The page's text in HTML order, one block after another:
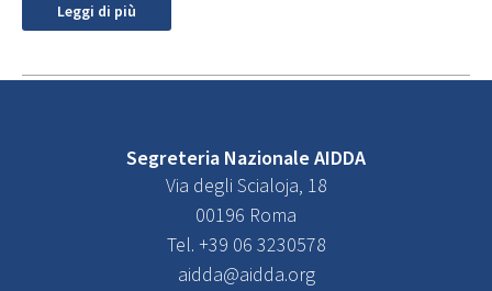
Leggi di più
Segreteria Nazionale AIDDA
Via degli Scialoja, 18
00196 Roma
Tel. +39 06 3230578
aidda@aidda.org